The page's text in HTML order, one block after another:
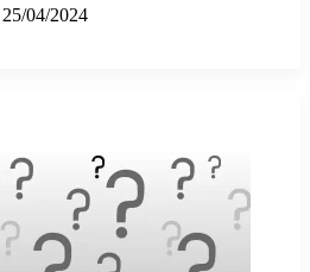
04/2024